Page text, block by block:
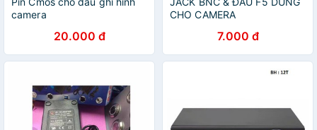
camera
20.000 đ
CHO CAMERA
7.000 đ